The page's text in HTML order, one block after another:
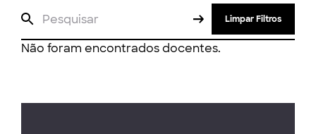
Limpar Filtros
Não foram encontrados docentes.